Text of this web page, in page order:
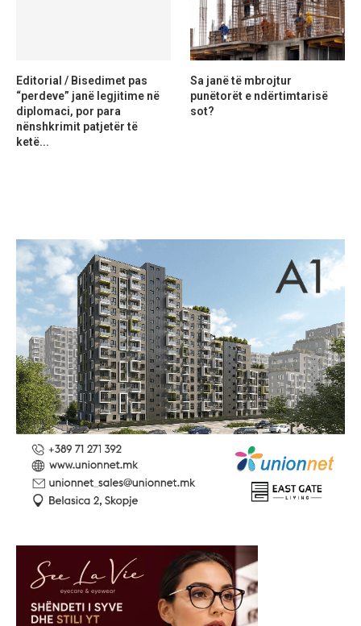
Editorial / Bisedimet pas
“perdeve” janë legjitime në
diplomaci, por para
nënshkrimit patjetër të
ketë...
Sa janë të mbrojtur
punëtorët e ndërtimtarisë
sot?